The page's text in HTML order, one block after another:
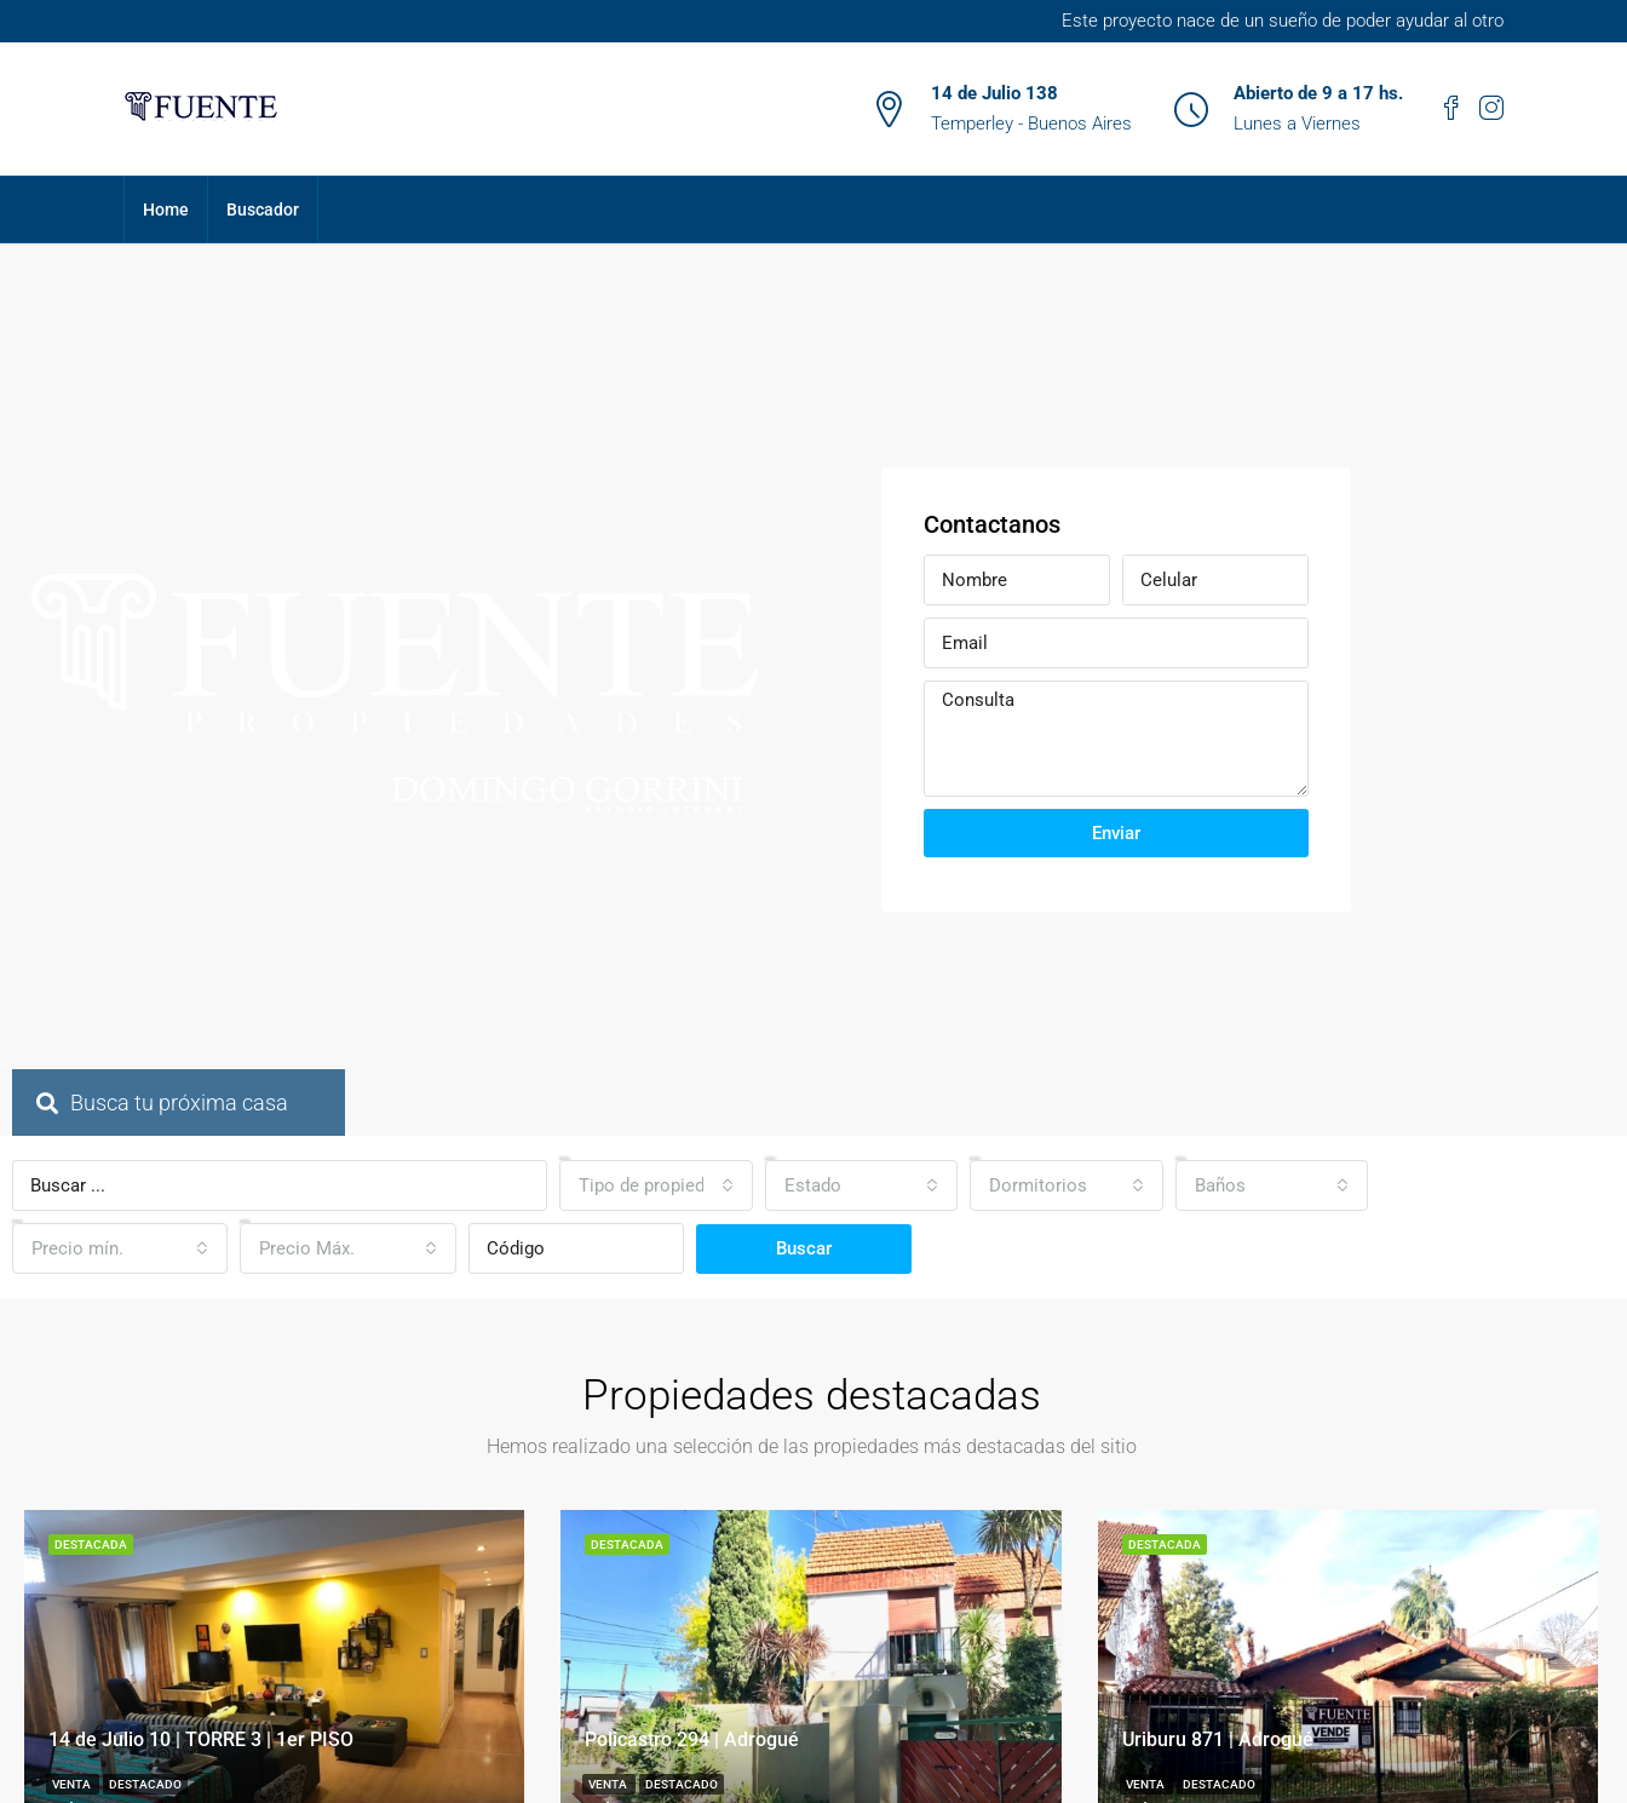
Este proyecto nace de un sueño de poder ayudar al otro
14 de Julio 138
Temperley - Buenos Aires
Abierto de 9 a 17 hs.
Lunes a Viernes
Home Buscador
Contactanos
Enviar
Busca tu próxima casa
Tipo de propiedad Estado Dormitorios Baños
Precio mín. Precio Máx. Buscar
Propiedades destacadas
Hemos realizado una selección de las propiedades más destacadas del sitio
14 de Julio 10 | TORRE 3 | 1er PISO
VENTA DESTACADO
DESTACADA
Policastro 294 | Adrogué
VENTA DESTACADO
DESTACADA
Uriburu 871 | Adrogué
VENTA DESTACADO
DESTACADA